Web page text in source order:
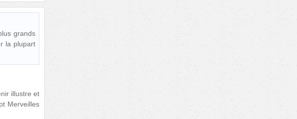
grands
la plupart
illustre et
Merveilles